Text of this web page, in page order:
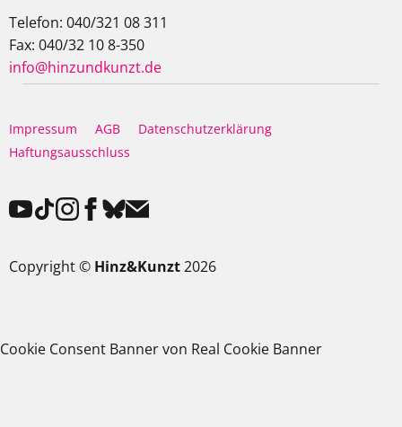
Telefon: 040/321 08 311
Fax: 040/32 10 8-350
info@hinzundkunzt.de
Impressum AGB
Datenschutzerklärung
Haftungsausschluss
Copyright © Hinz&Kunzt2026
Cookie Consent Banner von Real Cookie Banner